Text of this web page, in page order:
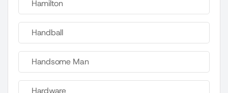
Hamilton
Handball
Handsome Man